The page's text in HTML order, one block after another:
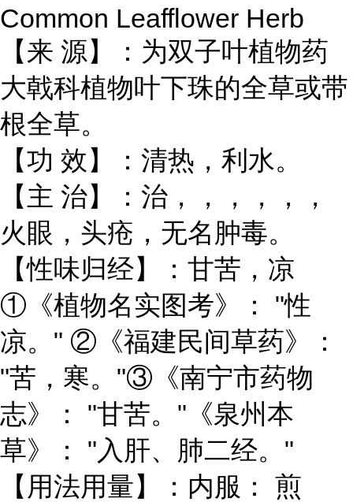
Common Leafflower Herb
【来 源】：为双子叶植物药
大戟科植物叶下珠的全草或带
根全草。
【功 效】：清热，利水。
【主 治】：治，，，，，，
火眼，头疮，无名肿毒。
【性味归经】：甘苦，凉
①《植物名实图考》： "性
凉。" ②《福建民间草药》：
"苦，寒。"③《南宁市药物
志》： "甘苦。"《泉州本
草》： "入肝、肺二经。"
【用法用量】：内服： 煎